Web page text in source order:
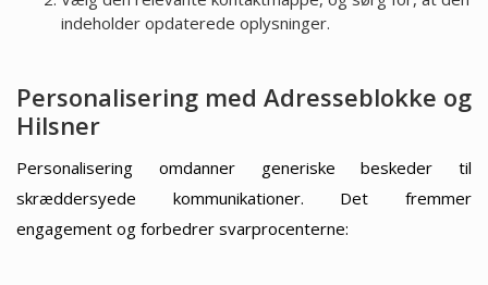
indeholder opdaterede oplysninger.
Personalisering med Adresseblokke og
Hilsner
Personalisering omdanner generiske beskeder til
skræddersyede kommunikationer. Det fremmer
engagement og forbedrer svarprocenterne: